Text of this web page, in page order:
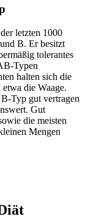
letzten 1000
B. Er besitzt
tolerantes
Typen
halten sich die
die Waage.
Typ gut vertragen
Gut
die meisten
Mengen